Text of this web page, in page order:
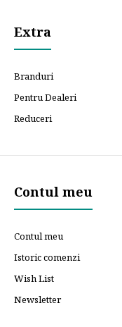
Extra
Branduri
Pentru Dealeri
Reduceri
Contul meu
Contul meu
Istoric comenzi
Wish List
Newsletter